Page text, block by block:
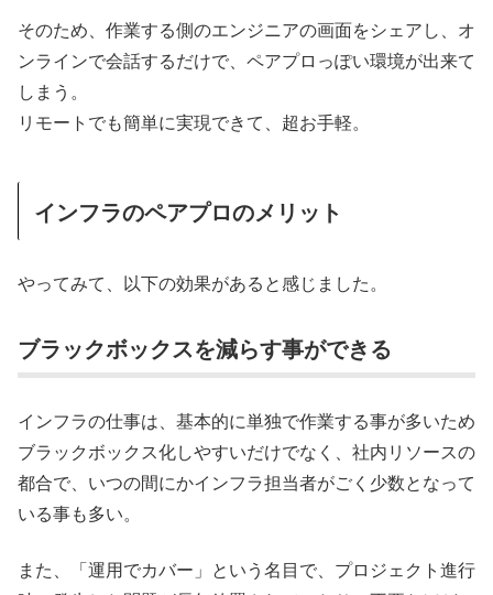
そのため、作業する側のエンジニアの画面をシェアし、オ
ンラインで会話するだけで、ペアプロっぽい環境が出来て
しまう。
リモートでも簡単に実現できて、超お手軽。
インフラのペアプロのメリット
やってみて、以下の効果があると感じました。
ブラックボックスを減らす事ができる
インフラの仕事は、基本的に単独で作業する事が多いため
ブラックボックス化しやすいだけでなく、社内リソースの
都合で、いつの間にかインフラ担当者がごく少数となって
いる事も多い。
また、「運用でカバー」という名目で、プロジェクト進行